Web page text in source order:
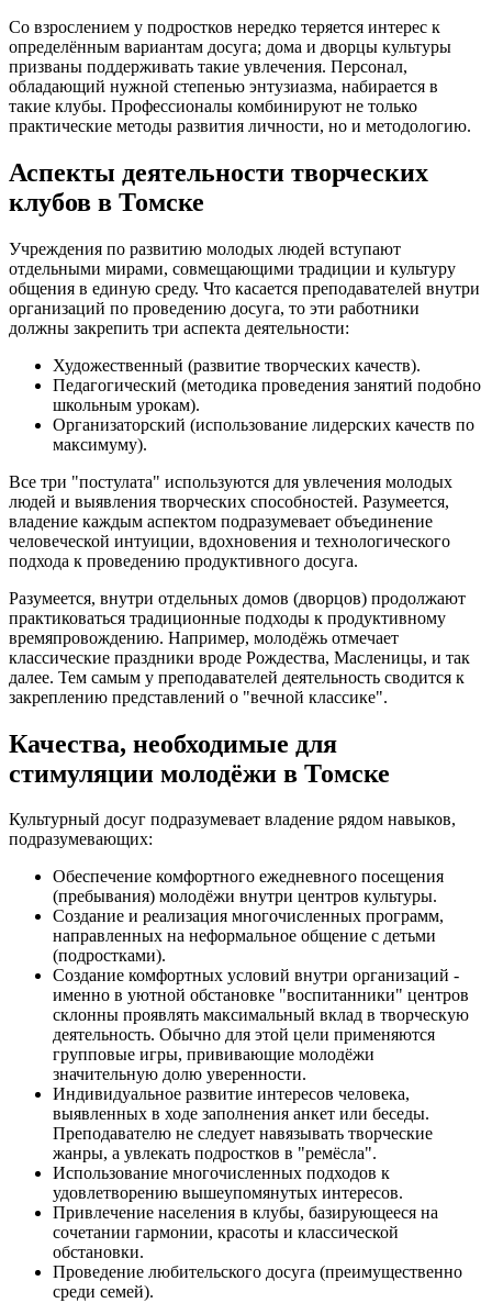
Со взрослением у подростков нередко теряется интерес к
определённым вариантам досуга; дома и дворцы культуры
призваны поддерживать такие увлечения. Персонал,
обладающий нужной степенью энтузиазма, набирается в
такие клубы. Профессионалы комбинируют не только
практические методы развития личности, но и методологию.
Аспекты деятельности творческих
клубов в Томске
Учреждения по развитию молодых людей вступают
отдельными мирами, совмещающими традиции и культуру
общения в единую среду. Что касается преподавателей внутри
организаций по проведению досуга, то эти работники
должны закрепить три аспекта деятельности:
Художественный (развитие творческих качеств).
Педагогический (методика проведения занятий подобно
школьным урокам).
Организаторский (использование лидерских качеств по
максимуму).
Все три "постулата" используются для увлечения молодых
людей и выявления творческих способностей. Разумеется,
владение каждым аспектом подразумевает объединение
человеческой интуиции, вдохновения и технологического
подхода к проведению продуктивного досуга.
Разумеется, внутри отдельных домов (дворцов) продолжают
практиковаться традиционные подходы к продуктивному
времяпровождению. Например, молодёжь отмечает
классические праздники вроде Рождества, Масленицы, и так
далее. Тем самым у преподавателей деятельность сводится к
закреплению представлений о "вечной классике".
Качества, необходимые для
стимуляции молодёжи в Томске
Культурный досуг подразумевает владение рядом навыков,
подразумевающих:
Обеспечение комфортного ежедневного посещения
(пребывания) молодёжи внутри центров культуры.
Создание и реализация многочисленных программ,
направленных на неформальное общение с детьми
(подростками).
Создание комфортных условий внутри организаций -
именно в уютной обстановке "воспитанники" центров
склонны проявлять максимальный вклад в творческую
деятельность. Обычно для этой цели применяются
групповые игры, прививающие молодёжи
значительную долю уверенности.
Индивидуальное развитие интересов человека,
выявленных в ходе заполнения анкет или беседы.
Преподавателю не следует навязывать творческие
жанры, а увлекать подростков в "ремёсла".
Использование многочисленных подходов к
удовлетворению вышеупомянутых интересов.
Привлечение населения в клубы, базирующееся на
сочетании гармонии, красоты и классической
обстановки.
Проведение любительского досуга (преимущественно
среди семей).